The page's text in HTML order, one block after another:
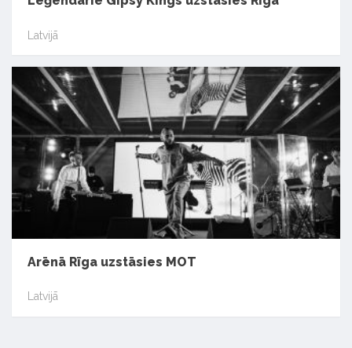
Latvijā
Arēnā Rīga uzstāsies MOT
Latvijā